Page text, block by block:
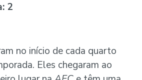
2
no início de cada quarto
Eles chegaram ao